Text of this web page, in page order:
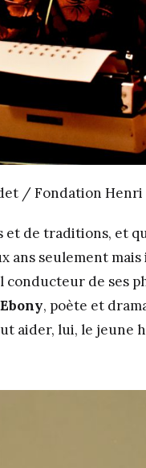
/ Fondation Henri
et de traditions, et
ans seulement mais
de ses
, poète et
aider, lui, le jeune